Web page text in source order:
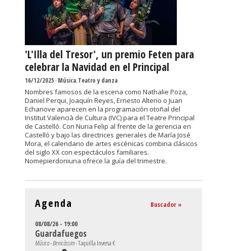
'L'Illa del Tresor', un premio Feten para
celebrar la Navidad en el Principal
16/12/2025-Música,Teatro y danza
Nombres famosos de la escena como Nathalie Poza,
Daniel Perqui, Joaquín Reyes, Ernesto Alterio o Juan
Echanove aparecen en la programación otoñal del
Institut Valencià de Cultura (IVC) para el Teatre Principal
de Castelló. Con Nuria Felip al frente de la gerencia en
Castelló y bajo las directrices generales de María José
Mora, el calendario de artes escénicas combina clásicos
del siglo XX con espectáculos familiares.
Nomepierdoniuna ofrece la guía del trimestre.
Agenda Buscador »
08/08/26 - 19:00
Guardafuegos
Música - Benicàssim -Taquilla Inversa €